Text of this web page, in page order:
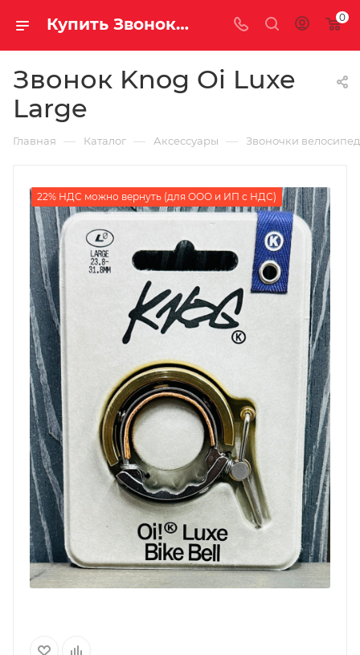
Купить Звонок Knog Oi Luxe Large за рублей, а со скидкой 0
Звонок Knog Oi Luxe
Large
Главная — Каталог — Аксессуары — Звоночки
22% НДС можно вернуть (для ООО и ИП с НДС)